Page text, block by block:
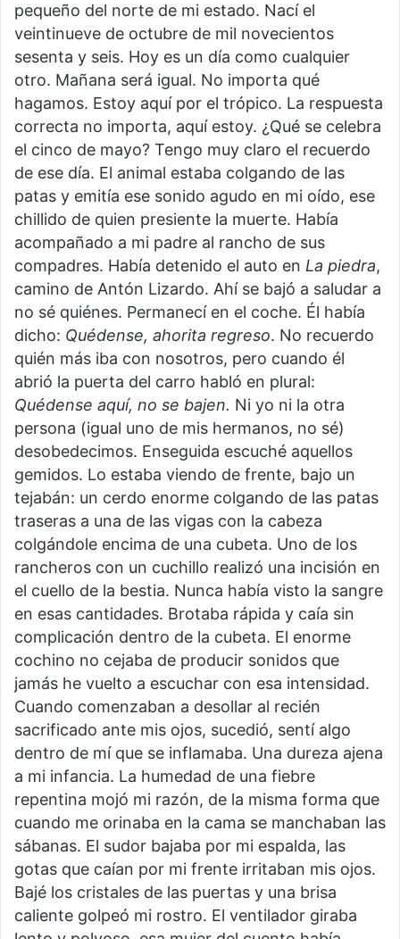
pequeño del norte de mi estado. Nací el
veintinueve de octubre de mil novecientos
sesenta y seis. Hoy es un día como cualquier
otro. Mañana será igual. No importa qué
hagamos. Estoy aquí por el trópico. La respuesta
correcta no importa, aquí estoy. ¿Qué se celebra
el cinco de mayo? Tengo muy claro el recuerdo
de ese día. El animal estaba colgando de las
patas y emitía ese sonido agudo en mi oído, ese
chillido de quien presiente la muerte. Había
acompañado a mi padre al rancho de sus
compadres. Había detenido el auto en La piedra,
camino de Antón Lizardo. Ahí se bajó a saludar a
no sé quiénes. Permanecí en el coche. Él había
dicho: Quédense, ahorita regreso. No recuerdo
quién más iba con nosotros, pero cuando él
abrió la puerta del carro habló en plural:
Quédense aquí, no se bajen. Ni yo ni la otra
persona (igual uno de mis hermanos, no sé)
desobedecimos. Enseguida escuché aquellos
gemidos. Lo estaba viendo de frente, bajo un
tejabán: un cerdo enorme colgando de las patas
traseras a una de las vigas con la cabeza
colgándole encima de una cubeta. Uno de los
rancheros con un cuchillo realizó una incisión en
el cuello de la bestia. Nunca había visto la sangre
en esas cantidades. Brotaba rápida y caía sin
complicación dentro de la cubeta. El enorme
cochino no cejaba de producir sonidos que
jamás he vuelto a escuchar con esa intensidad.
Cuando comenzaban a desollar al recién
sacrificado ante mis ojos, sucedió, sentí algo
dentro de mí que se inflamaba. Una dureza ajena
a mi infancia. La humedad de una fiebre
repentina mojó mi razón, de la misma forma que
cuando me orinaba en la cama se manchaban las
sábanas. El sudor bajaba por mi espalda, las
gotas que caían por mi frente irritaban mis ojos.
Bajé los cristales de las puertas y una brisa
caliente golpeó mi rostro. El ventilador giraba